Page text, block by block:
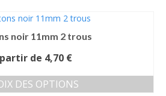
choisies
la
page
du
produit
produit
plusieurs
Les
options
peuvent
noir 11mm 2 trous
de 4,70 €
DES OPTIONS